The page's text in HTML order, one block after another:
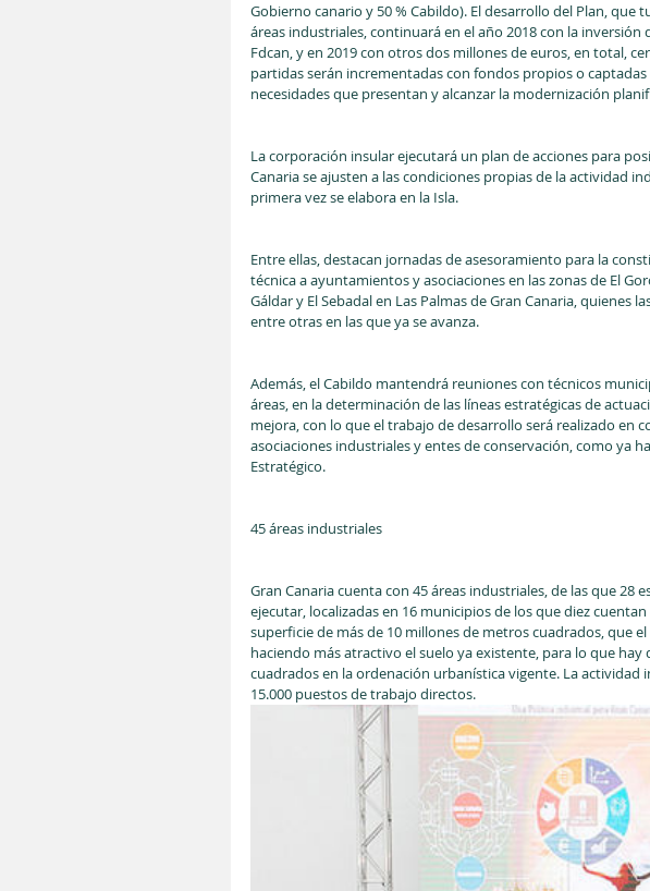
Gobierno canario y 50 % Cabildo). El desarrollo del Plan,
áreas industriales, continuará en el año 2018 con la inversión
Fdcan, y en 2019 con otros dos millones de euros, en total,
partidas serán incrementadas con fondos propios o
necesidades que presentan y alcanzar la modernización
La corporación insular ejecutará un plan de acciones para
Canaria se ajusten a las condiciones propias de la actividad
primera vez se elabora en la Isla.
Entre ellas, destacan jornadas de asesoramiento para la
técnica a ayuntamientos y asociaciones en las zonas de El
Gáldar y El Sebadal en Las Palmas de Gran Canaria, quienes
entre otras en las que ya se avanza.
Además, el Cabildo mantendrá reuniones con técnicos
áreas, en la determinación de las líneas estratégicas de
mejora, con lo que el trabajo de desarrollo será realizado en
asociaciones industriales y entes de conservación, como ya
Estratégico.
45 áreas industriales
Gran Canaria cuenta con 45 áreas industriales, de las que 28
ejecutar, localizadas en 16 municipios de los que diez
superficie de más de 10 millones de metros cuadrados, que
haciendo más atractivo el suelo ya existente, para lo que
cuadrados en la ordenación urbanística vigente. La actividad
15.000 puestos de trabajo directos.